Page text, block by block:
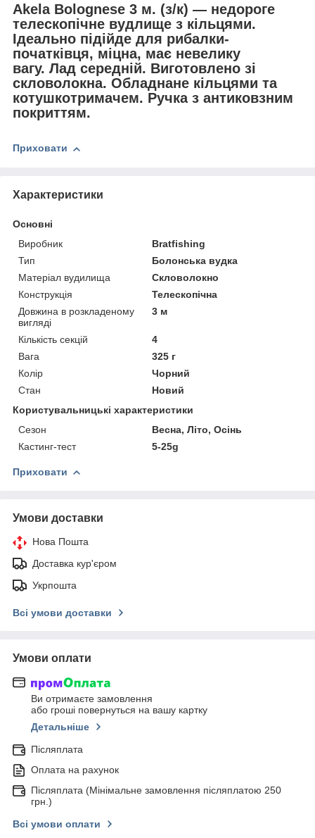
Akela Bolognese 3 м. (з/к) — недороге
телескопічне вудлище з кільцями.
Ідеально підійде для рибалки-
початківця, міцна, має невелику
вагу. Лад середній. Виготовлено зі
скловолокна. Обладнане кільцями та
котушкотримачем. Ручка з антиковзним
покриттям.
Приховати
Характеристики
Основні
Виробник
Bratfishing
Тип
Болонська вудка
Матеріал вудилища
Скловолокно
Конструкція
Телескопічна
Довжина в розкладеному
вигляді
3 м
Кількість секцій
4
Вага
325 г
Колір
Чорний
Стан
Новий
Користувальницькі характеристики
Сезон
Весна, Літо, Осінь
Кастинг-тест
5-25g
Приховати
Умови доставки
Нова Пошта
Доставка кур'єром
Укрпошта
Всі умови доставки
Умови оплати
Ви отримаєте замовлення
або гроші повернуться на вашу картку
Детальніше
Післяплата
Оплата на рахунок
Післяплата (Мінімальне замовлення післяплатою 250
грн.)
Всі умови оплати